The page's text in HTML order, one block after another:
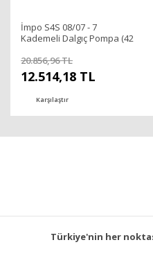
İmpo S4S 08/07 - 7
Kademeli Dalgıç Pompa (42
20.856,96 TL
12.514,18 TL
Karşılaştır
Türkiye'nin her